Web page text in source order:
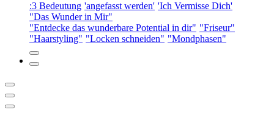
:3 Bedeutung 'angefasst werden' 'Ich Vermisse Dich'
"Das Wunder in Mir"
"Entdecke das wunderbare Potential in dir" "Friseur"
"Haarstyling" "Locken schneiden" "Mondphasen"